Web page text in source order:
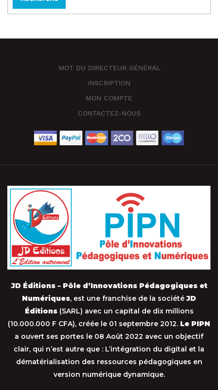
MOT DU DIRECTEUR GÉNÉRAL
INSCRIPTION
MON COMPTE
CONTACTEZ-NOUS
JD Éditions – Pôle d’Innovations Pédagogiques et
Numériques, est une franchise de la sociétéJD
Éditions(SARL) avec un capital de dix millions
(10.000.000 F CFA), créée le 01 septembre 2012. Le PIPN
a ouvert ses portes le 08 Août 2022 avec un objectif
clair, qui n’est autre que : L’intégration du digital et la
dématérialisation des ressources pédagogiques en
version numérique dynamique.